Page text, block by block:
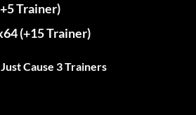
Trainer)
(+15 Trainer)
Cause 3 Trainers